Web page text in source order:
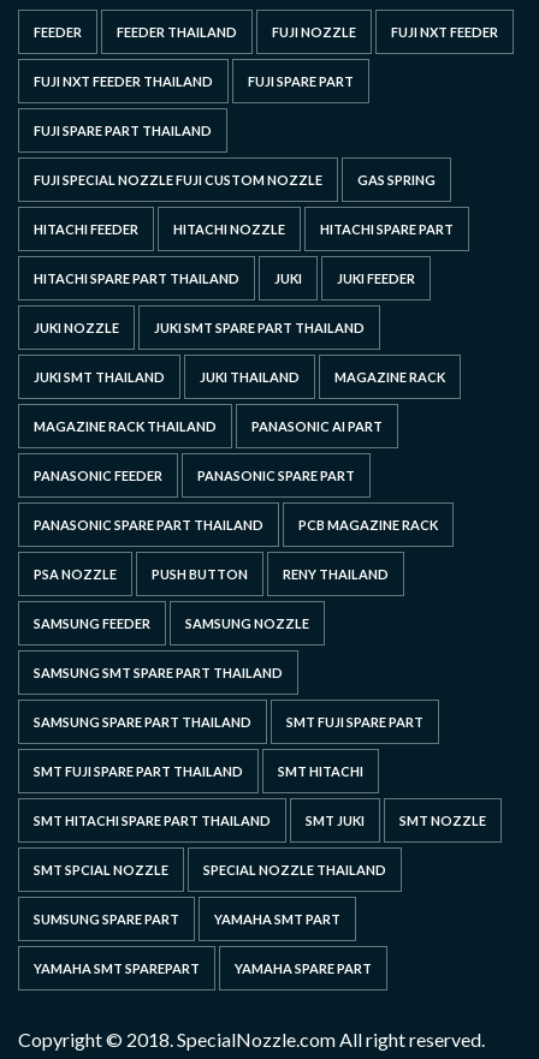
FEEDER FEEDER THAILAND FUJI NOZZLE FUJI NXT FEEDER
FUJI NXT FEEDER THAILAND FUJI SPARE PART
FUJI SPARE PART THAILAND
FUJI SPECIAL NOZZLE FUJI CUSTOM NOZZLE GAS SPRING
HITACHI FEEDER HITACHI NOZZLE HITACHI SPARE PART
HITACHI SPARE PART THAILAND JUKI JUKI FEEDER
JUKI NOZZLE JUKI SMT SPARE PART THAILAND
JUKI SMT THAILAND JUKI THAILAND MAGAZINE RACK
MAGAZINE RACK THAILAND PANASONIC AI PART
PANASONIC FEEDER PANASONIC SPARE PART
PANASONIC SPARE PART THAILAND PCB MAGAZINE RACK
PSA NOZZLE PUSH BUTTON RENY THAILAND
SAMSUNG FEEDER SAMSUNG NOZZLE
SAMSUNG SMT SPARE PART THAILAND
SAMSUNG SPARE PART THAILAND SMT FUJI SPARE PART
SMT FUJI SPARE PART THAILAND SMT HITACHI
SMT HITACHI SPARE PART THAILAND SMT JUKI SMT NOZZLE
SMT SPCIAL NOZZLE SPECIAL NOZZLE THAILAND
SUMSUNG SPARE PART YAMAHA SMT PART
YAMAHA SMT SPAREPART YAMAHA SPARE PART
Copyright © 2018. SpecialNozzle.com All right reserved.